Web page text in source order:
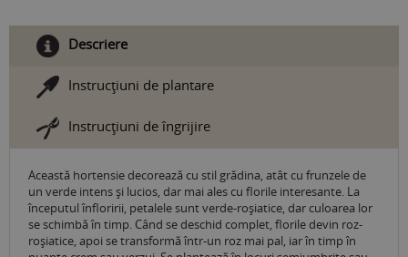
Descriere
Instrucţiuni de plantare
Instrucţiuni de îngrijire
Această hortensie decorează cu stil grădina, atât cu frunzele de
un verde intens și lucios, dar mai ales cu florile interesante. La
începutul înfloririi, petalele sunt verde-roșiatice, dar culoarea lor
se schimbă în timp. Când se deschid complet, florile devin roz-
roșiatice, apoi se transformă într-un roz mai pal, iar în timp în